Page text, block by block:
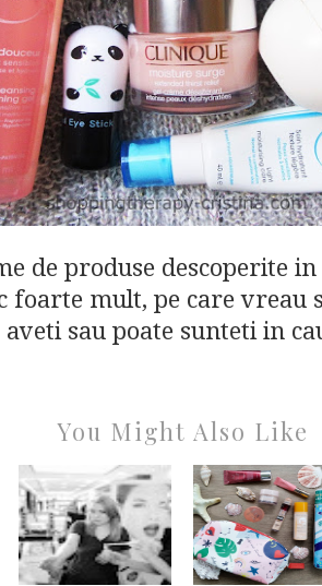
de produse descoperite
foarte mult, pe care vreau
aveti sau poate sunteti in
You Might Also Like